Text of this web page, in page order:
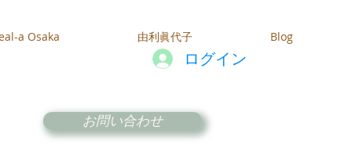
a Osaka 由利眞代子 Blog
ログイン
お問い合わせ